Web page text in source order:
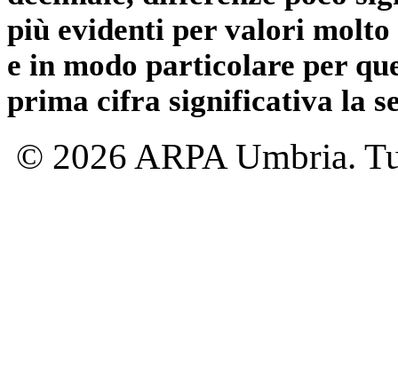
più evidenti per valori
e in modo particolare per
prima cifra significativa la
© 2026 ARPA Umbria.